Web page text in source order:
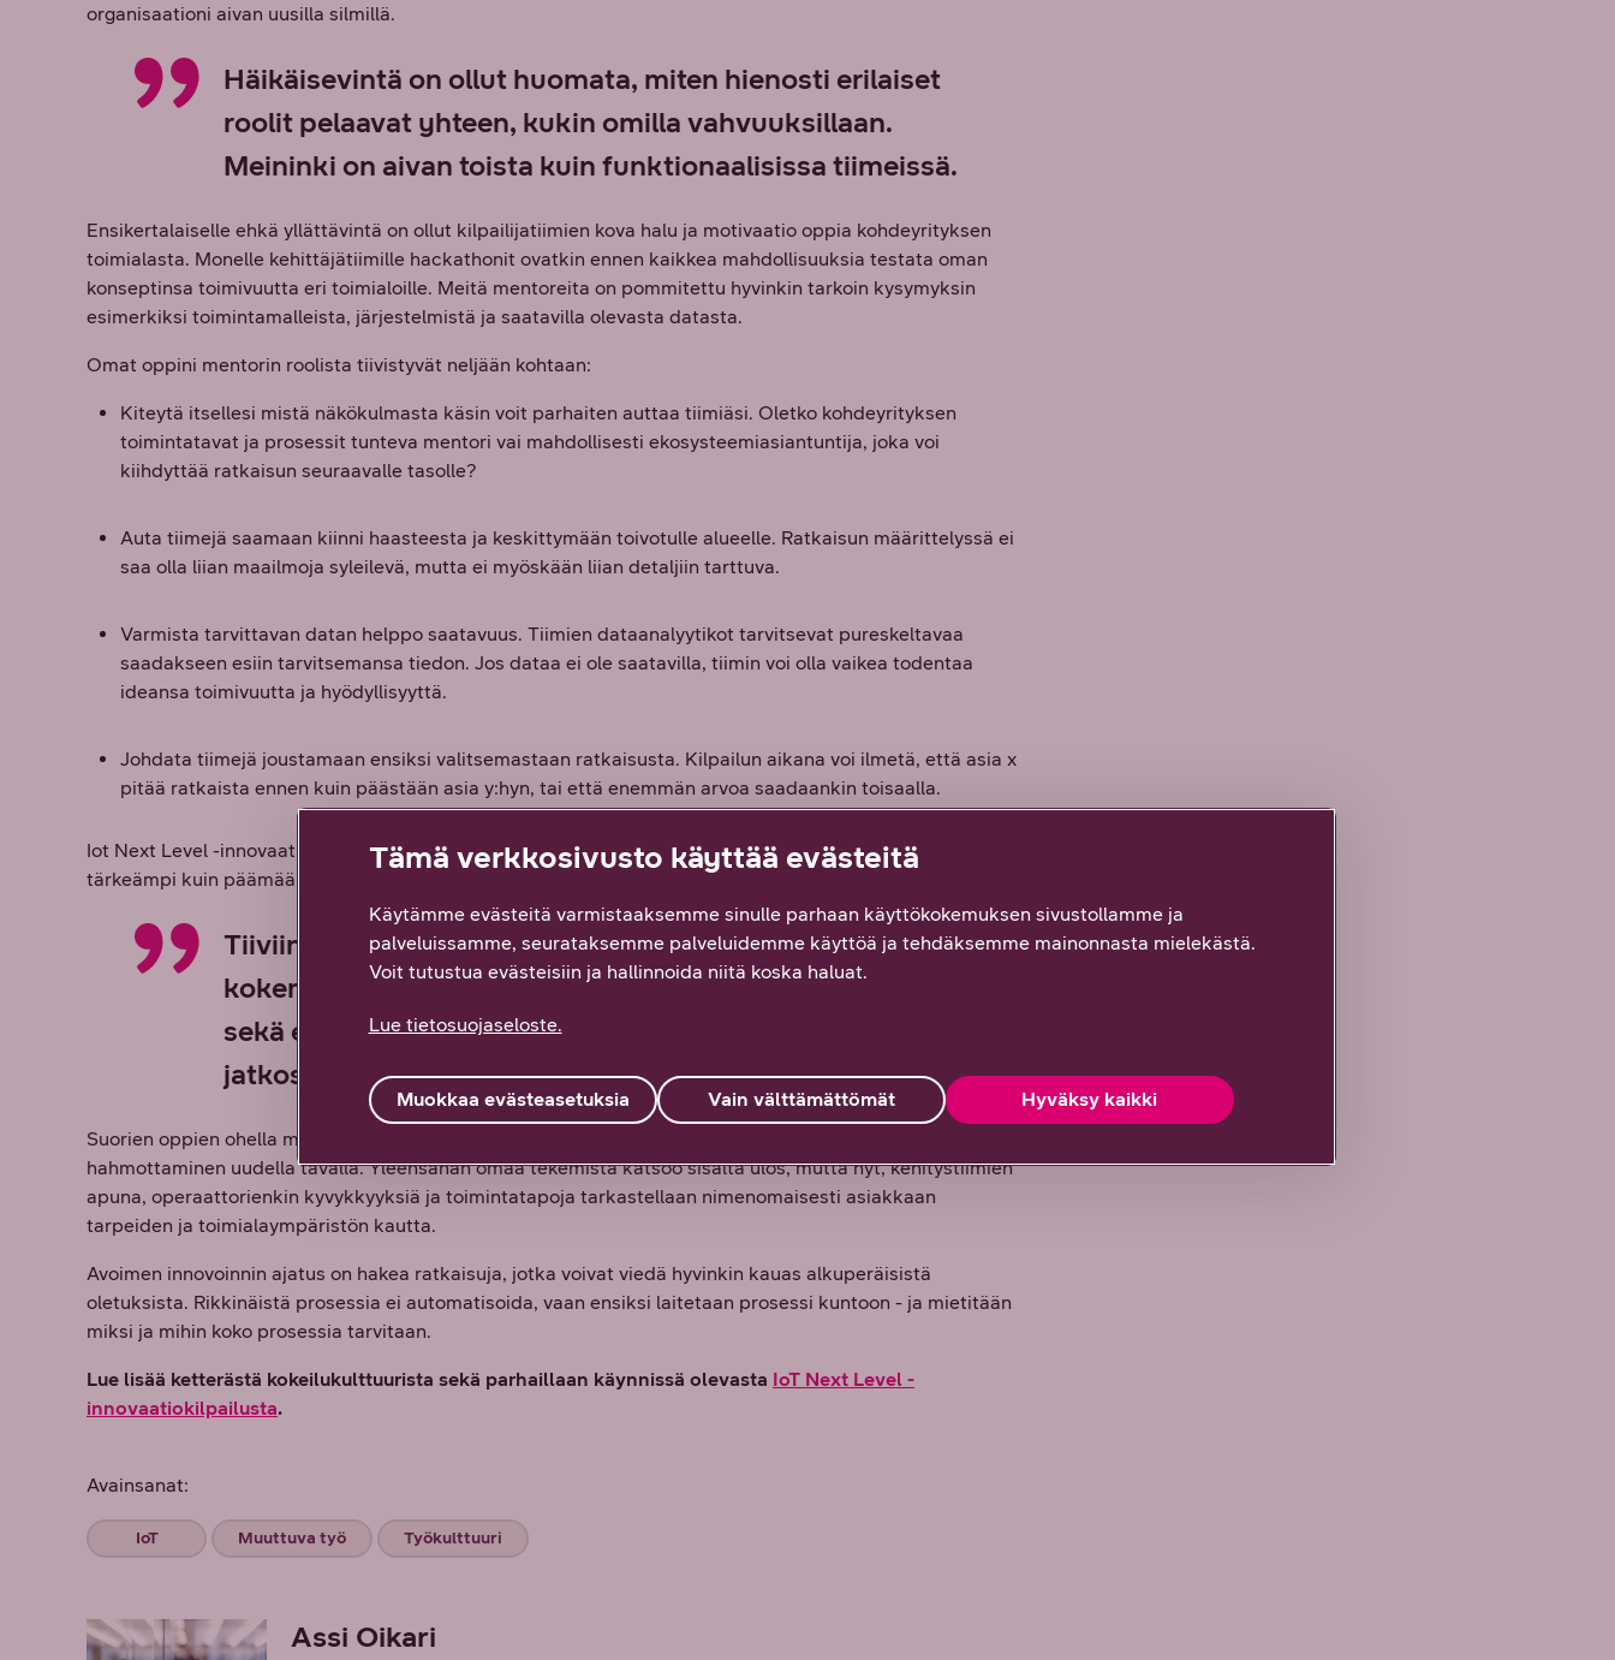
organisaationi aivan uusilla silmillä.
Häikäisevintä on ollut huomata, miten hienosti erilaiset
roolit pelaavat yhteen, kukin omilla vahvuuksillaan.
Meininki on aivan toista kuin funktionaalisissa tiimeissä.
Ensikertalaiselle ehkä yllättävintä on ollut kilpailijatiimien kova halu ja motivaatio oppia kohdeyrityksen
toimialasta. Monelle kehittäjätiimille hackathonit ovatkin ennen kaikkea mahdollisuuksia testata oman
konseptinsa toimivuutta eri toimialoille. Meitä mentoreita on pommitettu hyvinkin tarkoin kysymyksin
esimerkiksi toimintamalleista, järjestelmistä ja saatavilla olevasta datasta.
Omat oppini mentorin roolista tiivistyvät neljään kohtaan:
Kiteytä itsellesi mistä näkökulmasta käsin voit parhaiten auttaa tiimiäsi. Oletko kohdeyrityksen
toimintatavat ja prosessit tunteva mentori vai mahdollisesti ekosysteemiasiantuntija, joka voi
kiihdyttää ratkaisun seuraavalle tasolle?
Auta tiimejä saamaan kiinni haasteesta ja keskittymään toivotulle alueelle. Ratkaisun määrittelyssä ei
saa olla liian maailmoja syleilevä, mutta ei myöskään liian detaljiin tarttuva.
Varmista tarvittavan datan helppo saatavuus. Tiimien dataanalyytikot tarvitsevat pureskeltavaa
saadakseen esiin tarvitsemansa tiedon. Jos dataa ei ole saatavilla, tiimin voi olla vaikea todentaa
ideansa toimivuutta ja hyödyllisyyttä.
Johdata tiimejä joustamaan ensiksi valitsemastaan ratkaisusta. Kilpailun aikana voi ilmetä, että asia x
pitää ratkaista ennen kuin päästään asia y:hyn, tai että enemmän arvoa saadaankin toisaalla.
Iot Next Level -innovaatiokilpailu jatkuu syksyllä pilottivaiheella, mutta jo nyt epäilen, että itse matka on
tärkeämpi kuin päämäärä.
Tiiviin innovointiprosessin läpikäyminen on arvokas
kokemus, josta saa ymmärrystä datan hyödyntämisestä
sekä eväitä hakea ennakkoluulottomia ratkaisuja myös
jatkossa.
Suorien oppien ohella mentorin roolissa arvokasta onkin omien ja oman organisaation toimintamallien
hahmottaminen uudella tavalla. Yleensähän omaa tekemistä katsoo sisältä ulos, mutta nyt, kehitystiimien
apuna, operaattorienkin kyvykkyyksiä ja toimintatapoja tarkastellaan nimenomaisesti asiakkaan
tarpeiden ja toimialaympäristön kautta.
Avoimen innovoinnin ajatus on hakea ratkaisuja, jotka voivat viedä hyvinkin kauas alkuperäisistä
oletuksista. Rikkinäistä prosessia ei automatisoida, vaan ensiksi laitetaan prosessi kuntoon - ja mietitään
miksi ja mihin koko prosessia tarvitaan.
Lue lisää ketterästä kokeilukulttuurista sekä parhaillaan käynnissä olevasta IoT Next Level -
innovaatiokilpailusta.
Avainsanat:
IoT Muuttuva työ Työkulttuuri
Assi Oikari
Tämä verkkosivusto käyttää evästeitä
Käytämme evästeitä varmistaaksemme sinulle parhaan käyttökokemuksen sivustollamme ja
palveluissamme, seurataksemme palveluidemme käyttöä ja tehdäksemme mainonnasta mielekästä.
Voit tutustua evästeisiin ja hallinnoida niitä koska haluat.
Lue tietosuojaseloste.
Vain välttämättömät Hyväksy kaikki
Muokkaa evästeasetuksia